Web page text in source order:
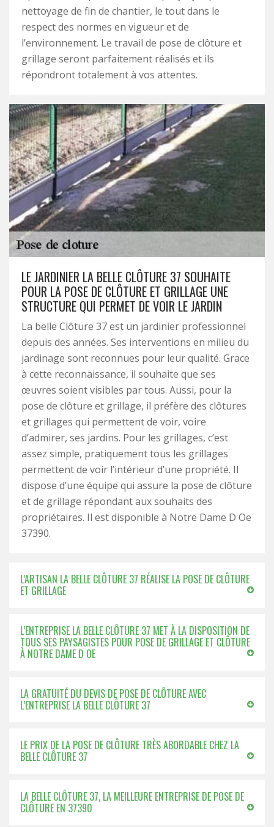
nettoyage de fin de chantier, le tout dans le
respect des normes en vigueur et de
l’environnement. Le travail de pose de clôture et
grillage seront parfaitement réalisés et ils
répondront totalement à vos attentes.
LE JARDINIER LA BELLE CLÔTURE 37 SOUHAITE
POUR LA POSE DE CLÔTURE ET GRILLAGE UNE
STRUCTURE QUI PERMET DE VOIR LE JARDIN
La belle Clôture 37 est un jardinier professionnel
depuis des années. Ses interventions en milieu du
jardinage sont reconnues pour leur qualité. Grace
à cette reconnaissance, il souhaite que ses
œuvres soient visibles par tous. Aussi, pour la
pose de clôture et grillage, il préfère des clôtures
et grillages qui permettent de voir, voire
d’admirer, ses jardins. Pour les grillages, c’est
assez simple, pratiquement tous les grillages
permettent de voir l’intérieur d’une propriété. Il
dispose d’une équipe qui assure la pose de clôture
et de grillage répondant aux souhaits des
propriétaires. Il est disponible à Notre Dame D Oe
37390.
L’ARTISAN LA BELLE CLÔTURE 37 RÉALISE LA POSE DE CLÔTURE
ET GRILLAGE
L’ENTREPRISE LA BELLE CLÔTURE 37 MET À LA DISPOSITION DE
TOUS SES PAYSAGISTES POUR POSE DE GRILLAGE ET CLÔTURE
À NOTRE DAME D OE
LA GRATUITÉ DU DEVIS DE POSE DE CLÔTURE AVEC
L’ENTREPRISE LA BELLE CLÔTURE 37
LE PRIX DE LA POSE DE CLÔTURE TRÈS ABORDABLE CHEZ LA
BELLE CLÔTURE 37
LA BELLE CLÔTURE 37, LA MEILLEURE ENTREPRISE DE POSE DE
CLÔTURE EN 37390